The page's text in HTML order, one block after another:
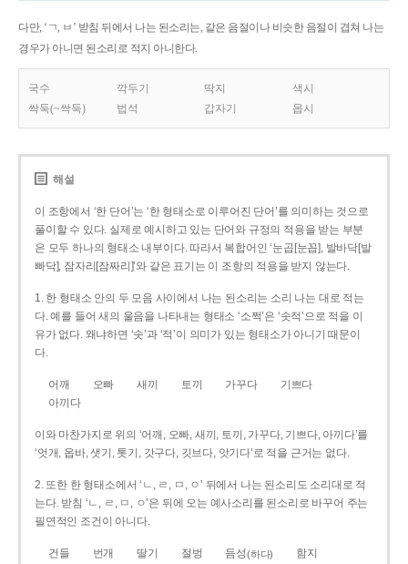
다만, ‘ㄱ, ㅂ’ 받침 뒤에서 나는 된소리는, 같은 음절이나 비슷한 음절이 겹쳐 나는
경우가 아니면 된소리로 적지 아니한다.
국수 깍두기 딱지
색시
싹둑(~싹둑)
법석 갑자기 몹시
해설
이 조항에서 ‘한 단어’는 ‘한 형태소로 이루어진 단어’를 의미하는 것으로
풀이할 수 있다. 실제로 예시하고 있는 단어와 규정의 적용을 받는 부분
은 모두 하나의 형태소 내부이다. 따라서 복합어인 ‘눈곱[눈꼽], 발바닥[발
빠닥], 잠자리[잠짜리]’와 같은 표기는 이 조항의 적용을 받지 않는다.
1. 한 형태소 안의 두 모음 사이에서 나는 된소리는 소리 나는 대로 적는
다. 예를 들어 새의 울음을 나타내는 형태소 ‘소쩍’은 ‘솟적’으로 적을 이
유가 없다. 왜냐하면 ‘솟’과 ‘적’이 의미가 있는 형태소가 아니기 때문이
다.
어깨 오빠 새끼 토끼 가꾸다
기쁘다
아끼다
이와 마찬가지로 위의 ‘어깨, 오빠, 새끼, 토끼, 가꾸다, 기쁘다, 아끼다’를
‘엇개, 옵바, 샛기, 톳기, 갓구다, 깃브다, 앗기다’로 적을 근거는 없다.
2. 또한 한 형태소에서 ‘ㄴ, ㄹ, ㅁ, ㅇ’ 뒤에서 나는 된소리도 소리대로 적
는다. 받침 ‘ㄴ, ㄹ, ㅁ, ㅇ’은 뒤에 오는 예사소리를 된소리로 바꾸어 주는
필연적인 조건이 아니다.
건들 번개 딸기 절벙 듬성(하다)
함지